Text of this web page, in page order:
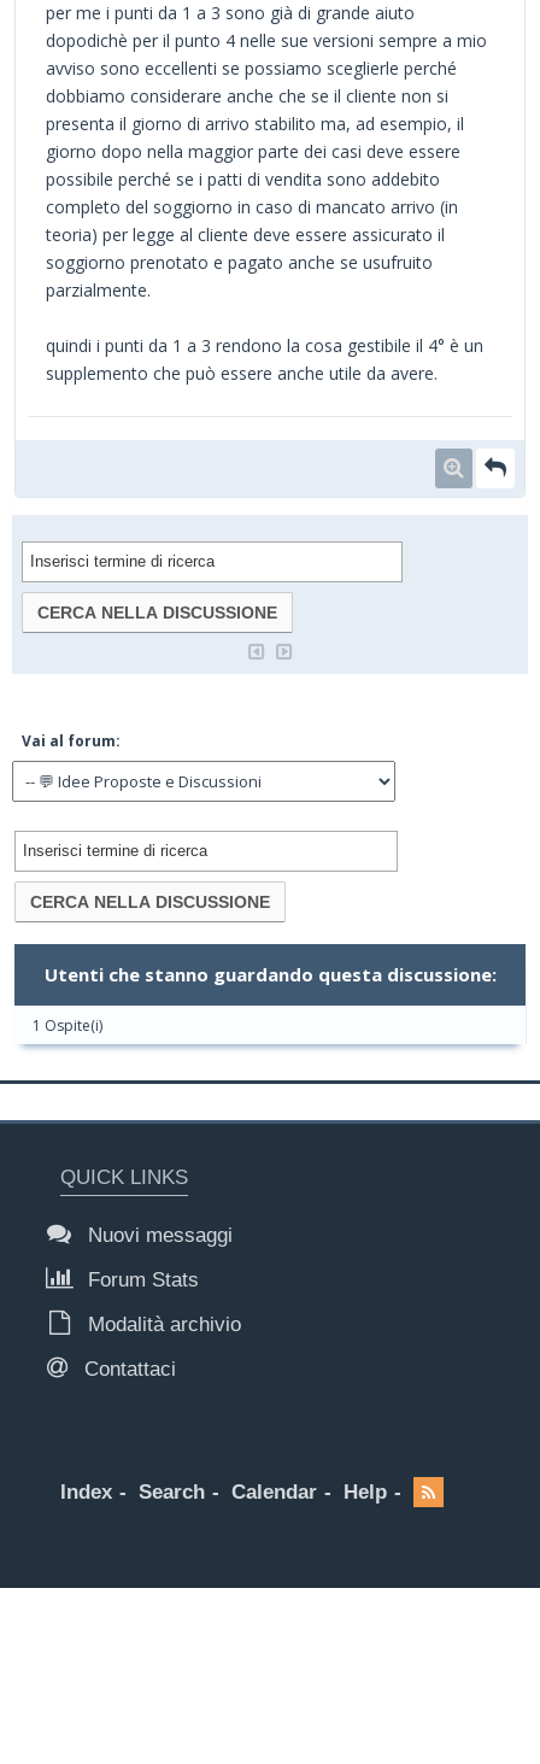
per me i punti da 1 a 3 sono già di grande aiuto
dopodichè per il punto 4 nelle sue versioni sempre a mio
avviso sono eccellenti se possiamo sceglierle perché
dobbiamo considerare anche che se il cliente non si
presenta il giorno di arrivo stabilito ma, ad esempio, il
giorno dopo nella maggior parte dei casi deve essere
possibile perché se i patti di vendita sono addebito
completo del soggiorno in caso di mancato arrivo (in
teoria) per legge al cliente deve essere assicurato il
soggiorno prenotato e pagato anche se usufruito
parzialmente.
quindi i punti da 1 a 3 rendono la cosa gestibile il 4° è un
supplemento che può essere anche utile da avere.
Vai al forum:
Utenti che stanno guardando questa discussione:
1 Ospite(i)
QUICK LINKS
Nuovi messaggi
Forum Stats
Modalità archivio
Contattaci
Index Search Calendar Help